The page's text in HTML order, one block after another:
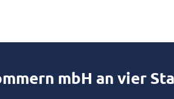
mbH an vier